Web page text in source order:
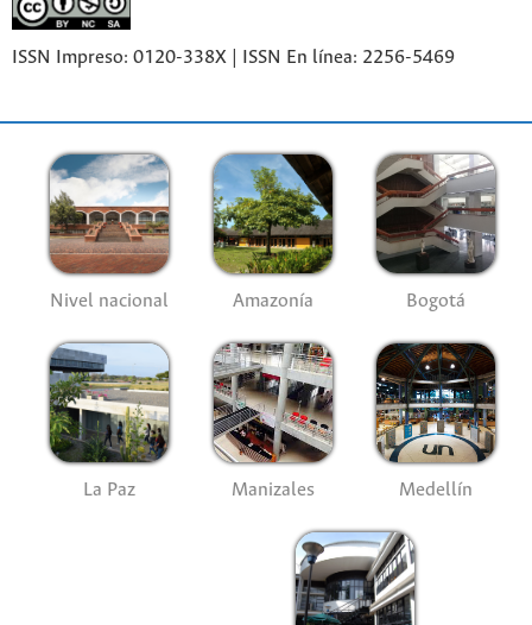
ISSN Impreso: 0120-338X | ISSN En línea: 2256-5469
Nivel nacional Amazonía Bogotá
La Paz Manizales Medellín